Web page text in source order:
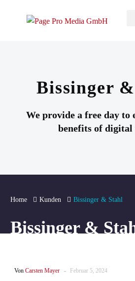
Bissinger
We provide a free day to
benefits of
Home Kunden Bissinger & Stahl
Bissinger &
Von Carsten Mayer - Februar 5, 2024